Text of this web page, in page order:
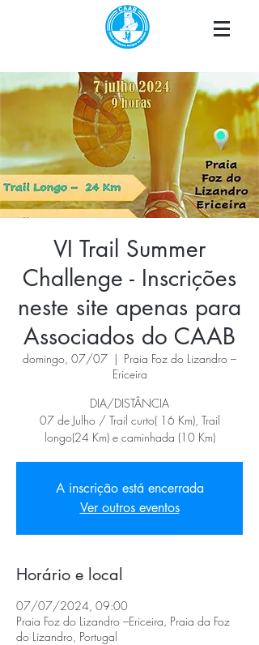
VI Trail Summer
Challenge - Inscrições
neste site apenas para
Associados do CAAB
domingo, 07/07
  |
Praia Foz do Lizandro –
Ericeira
DIA/DISTÂNCIA
07 de Julho / Trail curto( 16 Km), Trail
longo(24 Km) e caminhada (10 Km)
A inscrição está encerrada
Ver outros eventos
Horário e local
07/07/2024, 09:00
Praia Foz do Lizandro –Ericeira, Praia da Foz
do Lizandro, Portugal